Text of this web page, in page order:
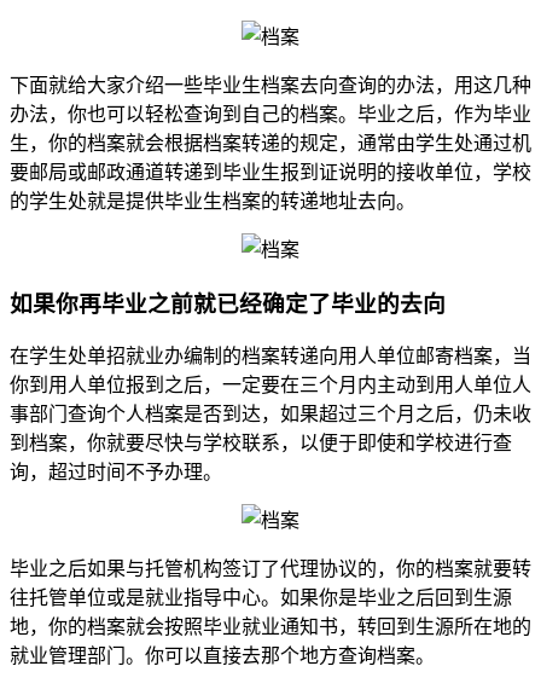
下面就给大家介绍一些毕业生档案去向查询的办法，用这几种
办法，你也可以轻松查询到自己的档案。毕业之后，作为毕业
生，你的档案就会根据档案转递的规定，通常由学生处通过机
要邮局或邮政通道转递到毕业生报到证说明的接收单位，学校
的学生处就是提供毕业生档案的转递地址去向。
如果你再毕业之前就已经确定了毕业的去向
在学生处单招就业办编制的档案转递向用人单位邮寄档案，当
你到用人单位报到之后，一定要在三个月内主动到用人单位人
事部门查询个人档案是否到达，如果超过三个月之后，仍未收
到档案，你就要尽快与学校联系，以便于即使和学校进行查
询，超过时间不予办理。
毕业之后如果与托管机构签订了代理协议的，你的档案就要转
往托管单位或是就业指导中心。如果你是毕业之后回到生源
地，你的档案就会按照毕业就业通知书，转回到生源所在地的
就业管理部门。你可以直接去那个地方查询档案。